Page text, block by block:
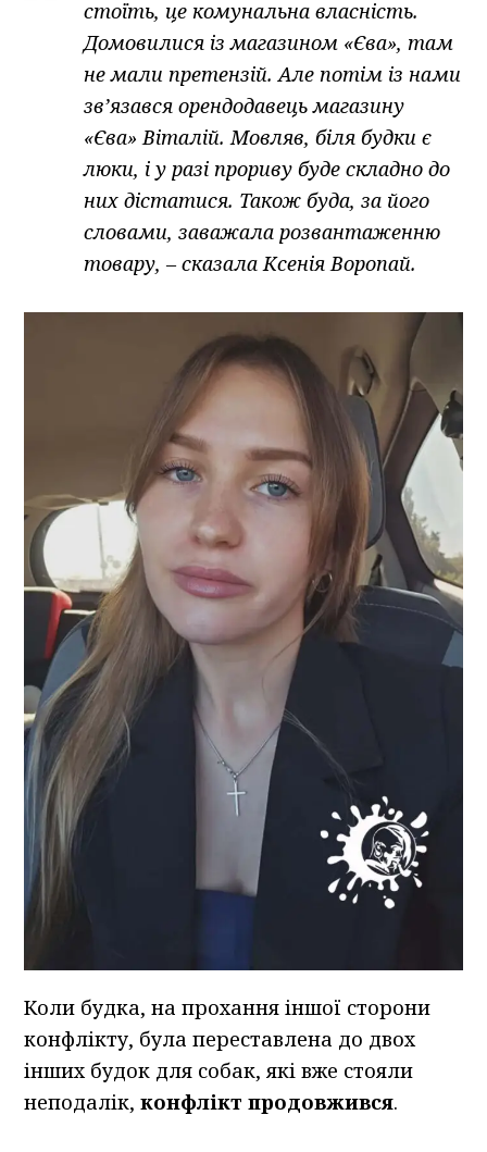
стоїть, це комунальна власність.
Домовилися із магазином «Єва», там
не мали претензій. Але потім із нами
зв’язався орендодавець магазину
«Єва» Віталій. Мовляв, біля будки є
люки, і у разі прориву буде складно до
них дістатися. Також буда, за його
словами, заважала розвантаженню
товару, – сказала Ксенія Воропай.
Коли будка, на прохання іншої сторони
конфлікту, була переставлена до двох
інших будок для собак, які вже стояли
неподалік,конфлікт продовжився.